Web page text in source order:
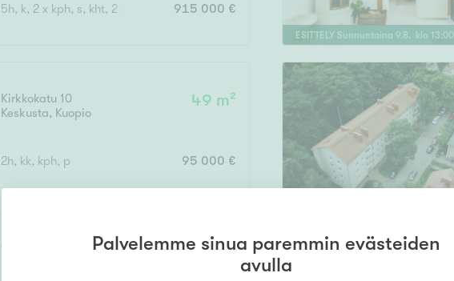
5h, k, 2 x kph, s, kht, 2 x parveke 915 000 €
ESITTELY Sunnuntaina 9. 8 . klo 13:00
Kirkkokatu 10
Keskusta, Kuopio
49 m²
2h, kk, kph, p 95 000 €
Tahtimarssi 2-4
114,5 m²
Palvelemme sinua paremmin evästeiden
avulla